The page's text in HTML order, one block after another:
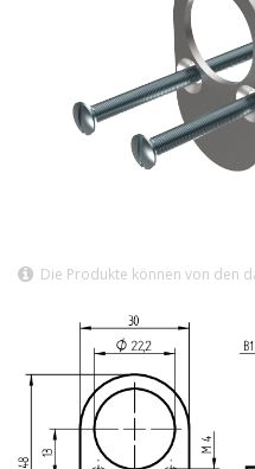
Die Produkte können von den